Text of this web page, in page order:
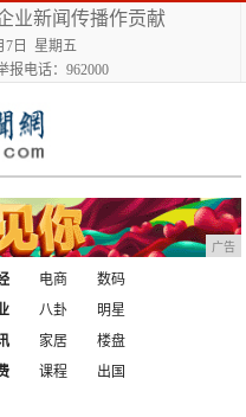
业新闻传播作贡献
7日 星期五
报电话：962000
广告
电商
数码
八卦
明星
家居
楼盘
课程
出国